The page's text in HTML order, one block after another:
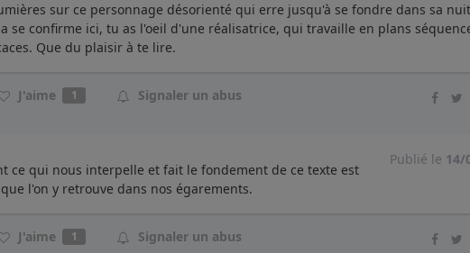
sur ce personnage désorienté qui erre jusqu'à se fondre dans sa
se confirme ici, tu as l'oeil d'une réalisatrice, qui travaille en plans
Que du plaisir à te lire.
J'aime 1 Signaler un abus
Publié le 14/
ce qui nous interpelle et fait le fondement de ce texte est
l'on y retrouve dans nos égarements.
J'aime 1 Signaler un abus